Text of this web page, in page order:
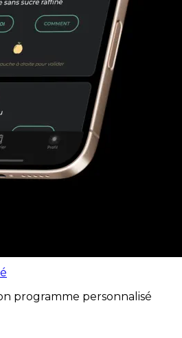
programme personnalisé